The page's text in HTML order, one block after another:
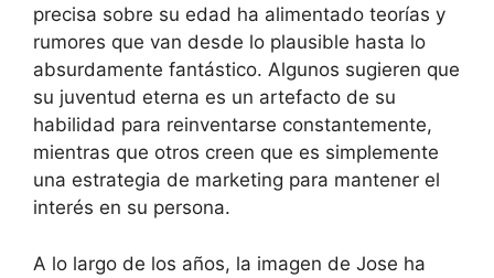
precisa sobre su edad ha alimentado teorías y
rumores que van desde lo plausible hasta lo
absurdamente fantástico. Algunos sugieren que
su juventud eterna es un artefacto de su
habilidad para reinventarse constantemente,
mientras que otros creen que es simplemente
una estrategia de marketing para mantener el
interés en su persona.
A lo largo de los años, la imagen de Jose ha